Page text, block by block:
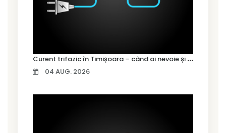
C
urent trifazic în Timișoara – când ai nevoie și cum îl alegi
04 AUG. 2026